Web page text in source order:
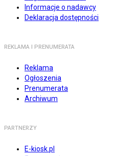
Informacje o nadawcy
Deklaracja dostępności
REKLAMA I PRENUMERATA
Reklama
Ogłoszenia
Prenumerata
Archiwum
PARTNERZY
E-kiosk.pl